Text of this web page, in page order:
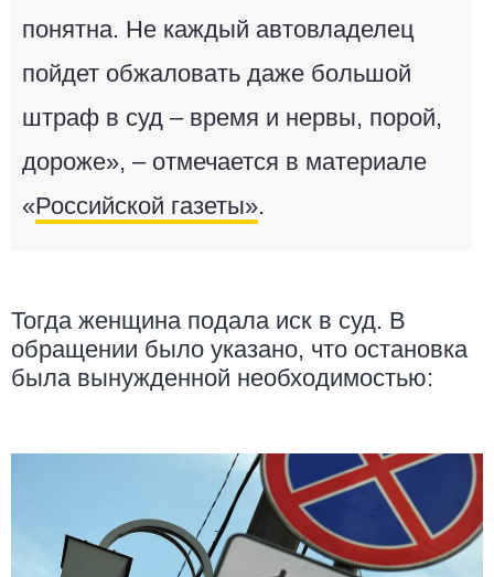
понятна. Не каждый автовладелец
пойдет обжаловать даже большой
штраф в суд – время и нервы, порой,
дороже», – отмечается в материале
«Российской газеты».
Тогда женщина подала иск в суд. В
обращении было указано, что остановка
была вынужденной необходимостью: